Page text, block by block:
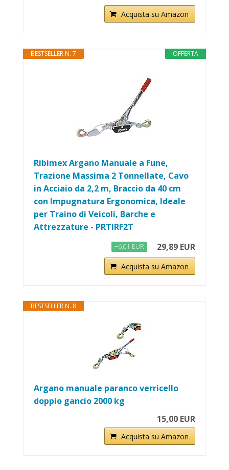
Acquista su Amazon
OFFERTA
BESTSELLER N. 7
Ribimex Argano Manuale a Fune,
Trazione Massima 2 Tonnellate, Cavo
in Acciaio da 2,2 m, Braccio da 40 cm
con Impugnatura Ergonomica, Ideale
per Traino di Veicoli, Barche e
Attrezzature - PRTIRF2T
−6,01 EUR 29,89 EUR
Acquista su Amazon
BESTSELLER N. 8
Argano manuale paranco verricello
doppio gancio 2000 kg
15,00 EUR
Acquista su Amazon